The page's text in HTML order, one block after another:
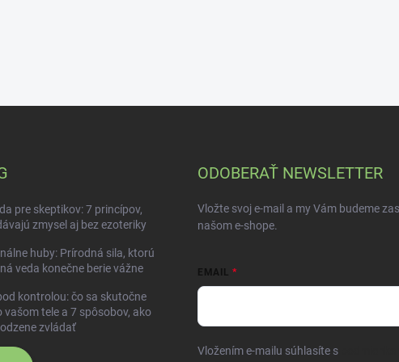
pre skeptikov: 7 princípov,
zmysel aj bez ezoteriky
huby: Prírodná sila, ktorú
veda konečne berie vážne
kontrolou: čo sa skutočne
vašom tele a 7 spôsobov, ako
zvládať
ODOBERAŤ NEWSLETTER
Vložte svoj e-mail a my Vám budeme
našom e-shope.
EMAIL
Vložením e-mailu súhlasíte s